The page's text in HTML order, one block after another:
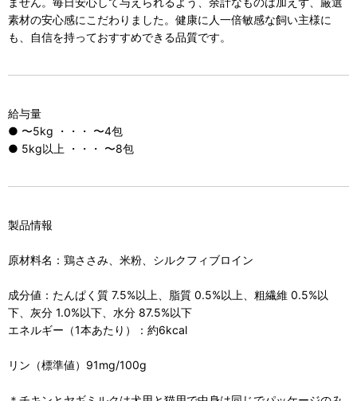
素材の安心感にこだわりました。健康に人一倍敏感な飼い主様に
も、自信を持っておすすめできる品質です。
給与量
● 〜5kg ・・・ 〜4包
● 5kg以上 ・・・ 〜8包
製品情報
原材料名：鶏ささみ、米粉、シルクフィブロイン
成分値：たんぱく質 7.5%以上、脂質 0.5%以上、粗繊維 0.5%以
下、灰分 1.0%以下、水分 87.5%以下
エネルギー（1本あたり）：約6kcal
リン（標準値）91mg/100g